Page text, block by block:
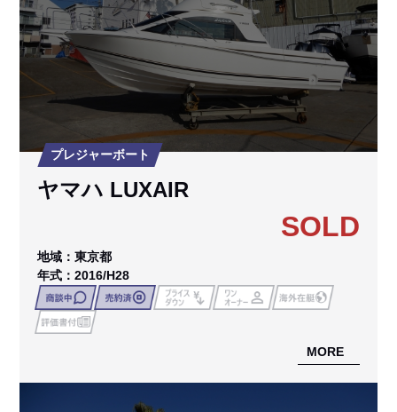
プレジャーボート
ヤマハ LUXAIR
SOLD
地域：東京都
年式：2016/H28
MORE